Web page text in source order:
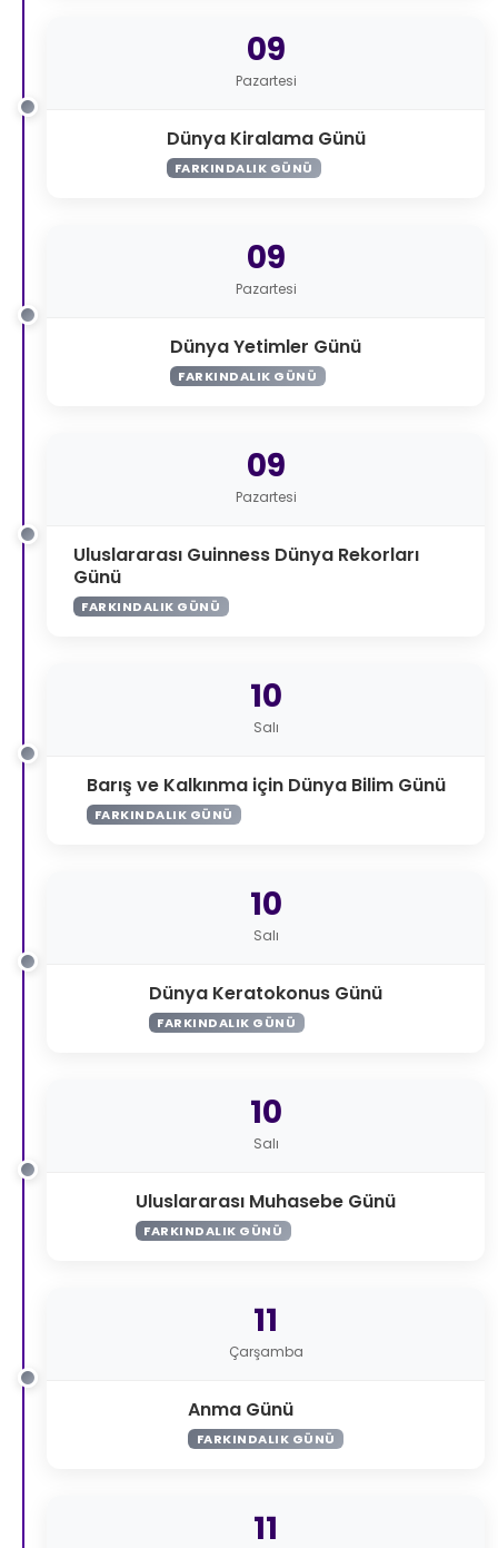
09
Pazartesi
Dünya Kiralama Günü
FARKINDALIK GÜNÜ
09
Pazartesi
Dünya Yetimler Günü
FARKINDALIK GÜNÜ
09
Pazartesi
Uluslararası Guinness Dünya Rekorları
Günü
FARKINDALIK GÜNÜ
10
Salı
Barış ve Kalkınma için Dünya Bilim Günü
FARKINDALIK GÜNÜ
10
Salı
Dünya Keratokonus Günü
FARKINDALIK GÜNÜ
10
Salı
Uluslararası Muhasebe Günü
FARKINDALIK GÜNÜ
11
Çarşamba
Anma Günü
FARKINDALIK GÜNÜ
11